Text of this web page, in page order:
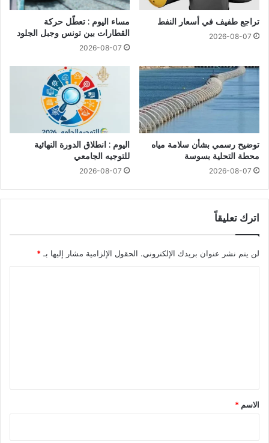
تراجع طفيف في أسعار النفط
2026-08-07
مساء اليوم : تعطّل حركة
القطارات بين تونس وجبل الجلود
2026-08-07
توضيح رسمي بشأن سلامة مياه
محطة التحلية بسوسة
2026-08-07
اليوم : انطلاق الدورة النهائية
للتوجيه الجامعي
2026-08-07
اترك تعليقاً
لن يتم نشر عنوان بريدك الإلكتروني. الحقول الإلزامية مشار إليها بـ*
*
الاسم *